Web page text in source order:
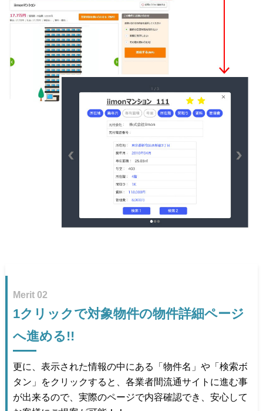
Merit 02
1クリックで対象物件の物件詳細ページ
へ進める!!
更に、表示された情報の中にある「物件名」や「検索ボ
タン」をクリックすると、各業者間流通サイトに進む事
が出来るので、実際のページで内容確認でき、安心して